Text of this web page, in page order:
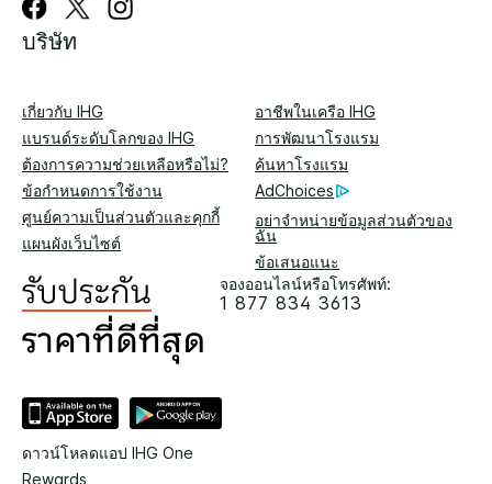
บริษัท
เกี่ยวกับ IHG
อาชีพในเครือ IHG
แบรนด์ระดับโลกของ IHG
การพัฒนาโรงแรม
ต้องการความช่วยเหลือหรือไม่?
ค้นหาโรงแรม
ข้อกำหนดการใช้งาน
AdChoices
ศูนย์ความเป็นส่วนตัวและคุกกี้
อย่าจำหน่ายข้อมูลส่วนตัวของ
ฉัน
แผนผังเว็บไซต์
ข้อเสนอแนะ
จองออนไลน์หรือโทรศัพท์:
1 877 834 3613
ดาวน์โหลดแอป IHG One
Rewards